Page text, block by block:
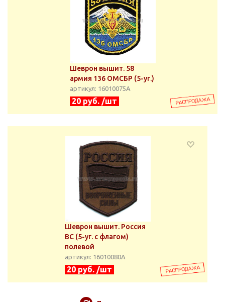
Шеврон вышит. 58
армия 136 ОМСБР (5-уг.)
артикул: 16010075А
20 руб. /шт
Шеврон вышит. Россия
ВС (5-уг. с флагом)
полевой
артикул: 16010080А
20 руб. /шт